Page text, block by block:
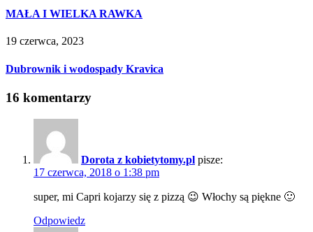
MAŁA I WIELKA RAWKA
19 czerwca, 2023
Dubrownik i wodospady Kravica
16 komentarzy
Dorota z kobietytomy.pl pisze:
17 czerwca, 2018 o 1:38 pm
super, mi Capri kojarzy się z pizzą 😉 Włochy są piękne 🙂
Odpowiedz